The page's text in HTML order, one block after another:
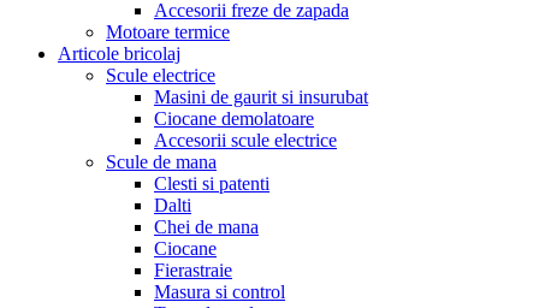
Accesorii freze de zapada
Motoare termice
Articole bricolaj
Scule electrice
Masini de gaurit si insurubat
Ciocane demolatoare
Accesorii scule electrice
Scule de mana
Clesti si patenti
Dalti
Chei de mana
Ciocane
Fierastraie
Masura si control